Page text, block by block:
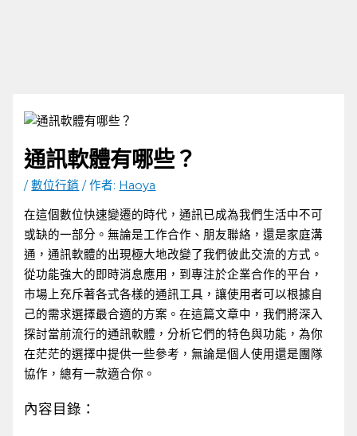
通訊軟體有哪些？
/數位行銷 / 作者: Haoya
在這個數位快速變遷的時代，通訊已成為我們生活中不可
或缺的一部分。無論是工作合作、朋友聯絡，還是家庭溝
通，通訊軟體的出現極大地改變了我們彼此交流的方式。
從功能強大的即時消息應用，到專注於企業合作的平台，
市場上充斥著各式各樣的通訊工具，讓使用者可以根據自
己的需求選擇最合適的方案。在這篇文章中，我們將深入
探討當前流行的通訊軟體，分析它們的特色與功能，為你
在茫茫的選擇中提供一些參考，無論是個人使用還是團隊
協作，總有一款適合你。
內容目錄：